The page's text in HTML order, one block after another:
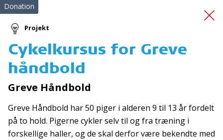
WIFI dukker HLR
Donation
Projekt
Cykelkursus for Greve
håndbold
Greve Håndbold
Greve Håndbold har 50 piger i alderen 9 til 13 år fordelt
på to hold. Pigerne cykler selv til og fra træning i
forskellige haller, og de skal derfor være bekendte med